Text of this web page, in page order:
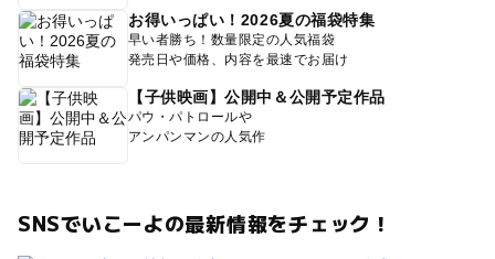
お得いっぱい！2026夏の福袋特集
早い者勝ち！数量限定の人気福袋
発売日や価格、内容を最速でお届け
【子供映画】公開中＆公開予定作品
パウ・パトロールや
アンパンマンの人気作
SNSでいこーよの最新情報をチェック！